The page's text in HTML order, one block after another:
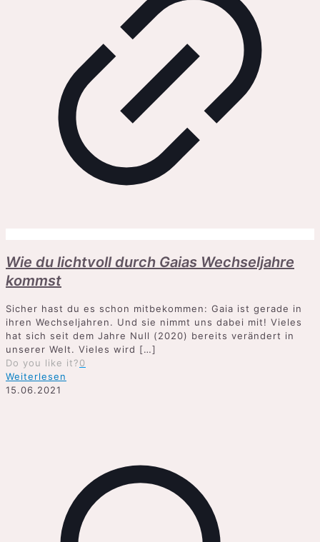
Wie du lichtvoll durch Gaias Wechseljahre
kommst
Sicher hast du es schon mitbekommen: Gaia ist gerade in
ihren Wechseljahren. Und sie nimmt uns dabei mit! Vieles
hat sich seit dem Jahre Null (2020) bereits verändert in
unserer Welt. Vieles wird […]
Do you like it?0
Weiterlesen
15.06.2021